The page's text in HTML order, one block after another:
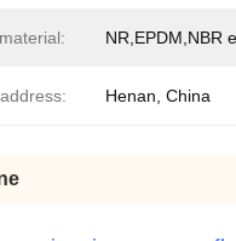
NR,EPDM,NBR
Henan, China